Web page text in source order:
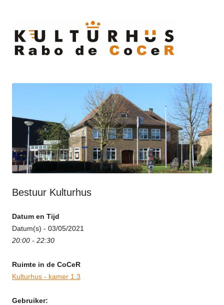
Bestuur Kulturhus
Datum en Tijd
Datum(s) - 03/05/2021
20:00 - 22:30
Ruimte in de CoCeR
Kulturhus - kamer 1.3
Gebruiker: